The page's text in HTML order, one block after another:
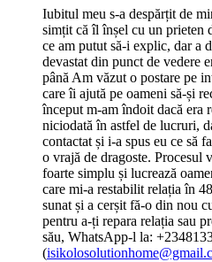
Iubitul meu s-a despărțit de
simțit că îl înșel cu un prieten
ce am putut să-i explic, dar a
devastat din punct de vedere
până Am văzut o postare pe
care îi ajută pe oameni să-și
început m-am îndoit dacă era
niciodată în astfel de lucruri,
contactat și i-a spus eu ce să
o vrajă de dragoste. Procesul
foarte simplu și lucrează
care mi-a restabilit relația în
sunat și a cerșit fă-o din nou
pentru a-ți repara relația sau
său, WhatsApp-l la:
(